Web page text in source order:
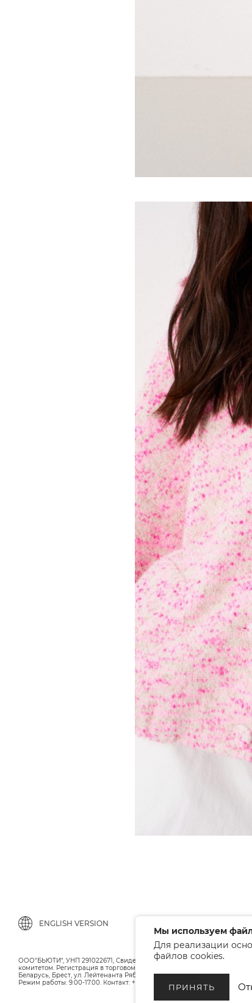
ENGLISH VERSION
ООО"БЬЮТИ", УНП 291022671, Свидельство о регистрации 05.10.2010
комитетом. Регистрация в торговом реестре 12.01.2018, номер 402445.
Беларусь, Брест, ул. Лейтенанта Рябцева 75
Режим работы: 9.00-17.00. Контакт: +375 (33) 379-10-80
Мы используем
Для реализации
файлов cookies.
ПРИНЯТЬ